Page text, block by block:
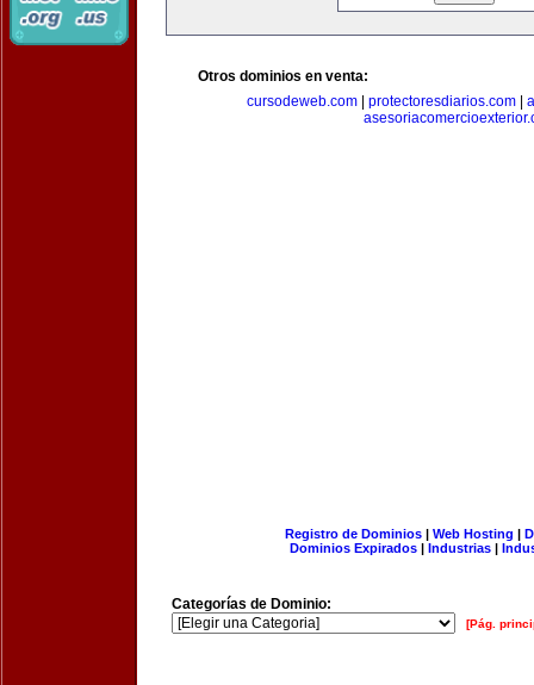
Otros dominios en venta:
cursodeweb.com
protectoresdiarios.com
Registro de Dominios| Web Hosting |
Dominios Expirados | Industrias |
Categorías de Dominio:
[Pág.